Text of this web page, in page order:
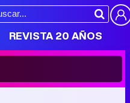
REVISTA 20 AÑOS